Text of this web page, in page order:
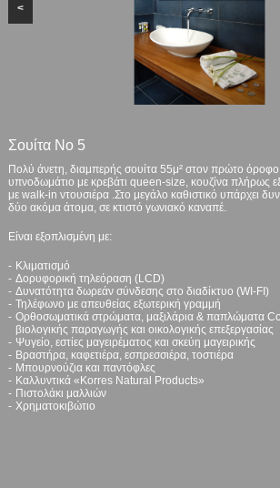
<
Σουίτα Νο 5
Πολύ άνετη, διαμπερής σουίτα 55μ² στον πρώτο
υπνοδωμάτιο με κρεβάτι queen-size, κουζίνα πλήρως
με walk-in ντουσιέρα .Στο μεγάλο καθιστικό υπάρχει
δύο ακόμα άτομα, σε κτιστό γωνιακό καναπέ.
Είναι εξοπλισμένη με:
Κλιματισμό
Δορυφορική τηλεόραση (LCD)
Δυνατότητα δωρεάν σύνδεσης στο διαδίκτυo (WI-FI)
Τηλέφωνο με απευθείας εξωτερική γραμμή
Oρθοσωματικά στρώματα, μαξιλάρια & παπλώματα
βιολογικής παραγωγής και οικολογικής επεξεργασίας
Ψυγείο, εστίες μαγειρέματος και σκεύη μαγειρικής
Βραστήρα, καφετιέρα, εσπρεσσιέρα, τοστιέρα
Μπουρνούζια και παντόφλες
Kαλλυντικά «Korres Natural Products»
Πιστολάκι μαλλιών
Χρηματοκιβώτιο